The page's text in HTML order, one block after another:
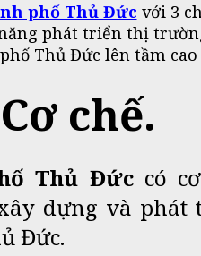
phố Thủ Đức với 3
phát triển thị
Thủ Đức lên tầm
chế.
Thủ Đứccó
dựng và phát
Đức.